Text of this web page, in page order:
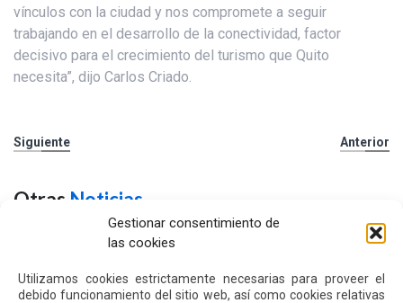
Gestionar consentimiento de
las cookies
Utilizamos cookies estrictamente necesarias para proveer el
debido funcionamiento del sitio web, así como cookies relativas
vínculos con la ciudad y nos compromete a seguir
trabajando en el desarrollo de la conectividad, factor
decisivo para el crecimiento del turismo que Quito
necesita”, dijo Carlos Criado.
Siguiente Anterior
Otras Noticias